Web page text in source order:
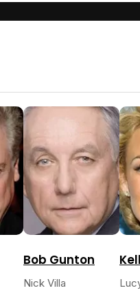
Bob Gunton
Nick Villa